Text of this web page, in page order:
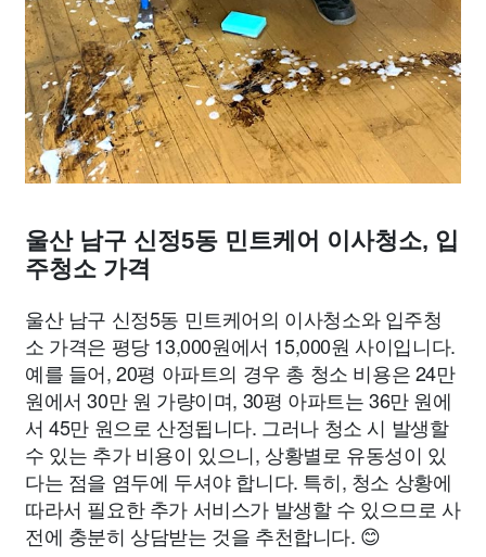
울산 남구 신정5동 민트케어 이사청소, 입
주청소 가격
울산 남구 신정5동 민트케어의 이사청소와 입주청
소 가격은 평당 13,000원에서 15,000원 사이입니다.
예를 들어, 20평 아파트의 경우 총 청소 비용은 24만
원에서 30만 원 가량이며, 30평 아파트는 36만 원에
서 45만 원으로 산정됩니다. 그러나 청소 시 발생할
수 있는 추가 비용이 있으니, 상황별로 유동성이 있
다는 점을 염두에 두셔야 합니다. 특히, 청소 상황에
따라서 필요한 추가 서비스가 발생할 수 있으므로 사
전에 충분히 상담받는 것을 추천합니다. 😊